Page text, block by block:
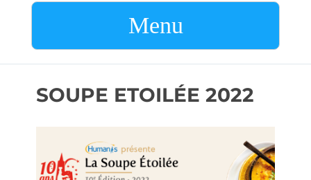
Menu
SOUPE ETOILÉE 2022